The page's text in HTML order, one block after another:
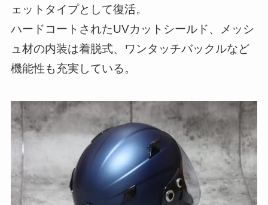
ェットタイプとして復活。
ハードコートされたUVカットシールド、メッシ
ュ材の内装は着脱式、ワンタッチバックルなど
機能性も充実している。